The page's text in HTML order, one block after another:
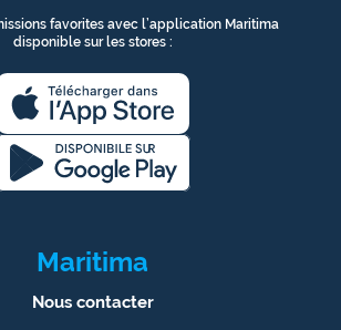
favorites avec l’application Maritima
disponible sur les stores :
Maritima
Nous contacter